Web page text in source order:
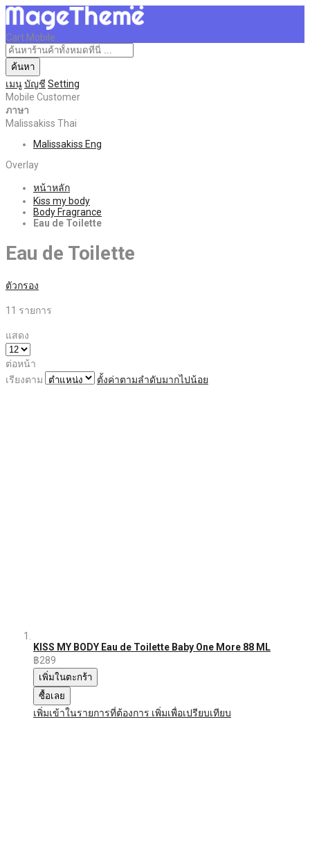
Cart Mobile
ค้นหา
เมนูบัญชี Setting
Mobile Customer
ภาษา
Malissakiss Thai
Malissakiss Eng
Overlay
หน้าหลัก
Kiss my body
Body Fragrance
Eau de Toilette
Eau de Toilette
ตัวกรอง
11 รายการ
แสดง
ต่อหน้า
เรียงตาม
ตั้งค่าตามลำดับมากไปน้อย
KISS MY BODY Eau de Toilette Baby One More 88 ML
฿289
เพิ่มในตะกร้า
ซื้อเลย
เพิ่มเข้าในรายการที่ต้องการ เพิ่มเพื่อเปรียบเทียบ